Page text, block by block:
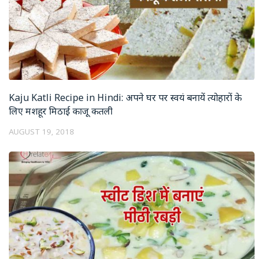
Kaju Katli Recipe in Hindi: अपने घर पर स्वयं बनायें त्योहारों के
लिए मशहूर मिठाई काजू कतली
AUGUST 19, 2018